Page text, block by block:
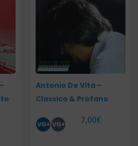
Antonio De Vita –
Classico & Profano
7,00€